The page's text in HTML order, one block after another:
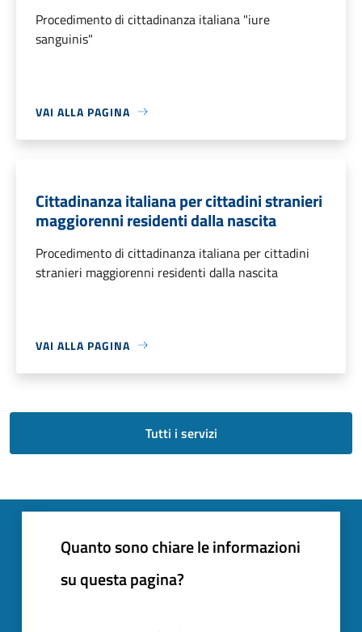
Procedimento di cittadinanza italiana "iure
sanguinis"
VAI ALLA PAGINA
Cittadinanza italiana per cittadini stranieri
maggiorenni residenti dalla nascita
Procedimento di cittadinanza italiana per cittadini
stranieri maggiorenni residenti dalla nascita
VAI ALLA PAGINA
Tutti i servizi
Quanto sono chiare le informazioni
su questa pagina?